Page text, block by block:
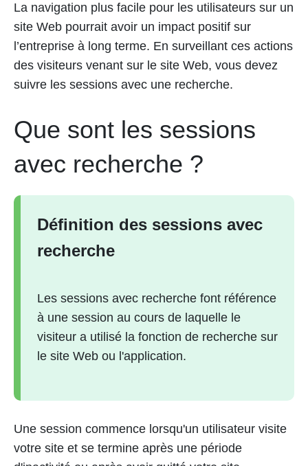
La navigation plus facile pour les utilisateurs sur un
site Web pourrait avoir un impact positif sur
l’entreprise à long terme. En surveillant ces actions
des visiteurs venant sur le site Web, vous devez
suivre les sessions avec une recherche.
Que sont les sessions
avec recherche ?
Définition des sessions avec
recherche
Les sessions avec recherche font référence
à une session au cours de laquelle le
visiteur a utilisé la fonction de recherche sur
le site Web ou l'application.
Une session commence lorsqu'un utilisateur visite
votre site et se termine après une période